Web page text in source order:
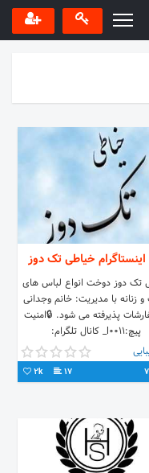
اینستاگرام خیاطی تک دوز
تک دوز دوخت انواع لباس های
زنانه با مدیریت: خانم وجدانی
پذیرفته می شود. 🔒امنیت
پیچ:l0011_ کانال تلگرام:
17
2k